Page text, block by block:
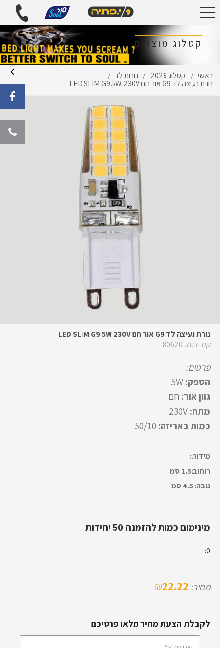
קטלוג מוצרים
ראשי / קטלוג 2026 / נורות לד /
נורת נעיצה לד G9 אור חם LED SLIM G9 5W 230V
נורת נעיצה לד G9 אור חם LED SLIM G9 5W 230V
קוד דגם: 80620
פרטים:
הספק:5W
גוון אור: חם
מתח:
כמות באריזה: 50/10
מידות:
רוחוב:1.5 סמ
גובה: 4.5 סמ
מינימום כמות להזמנה 50 יחידות
0:
מחיר: 22.22
₪
לקבלת הצעת מחיר מלאו פרטיכם